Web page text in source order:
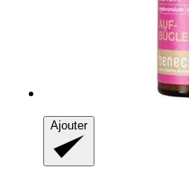
Ajouter